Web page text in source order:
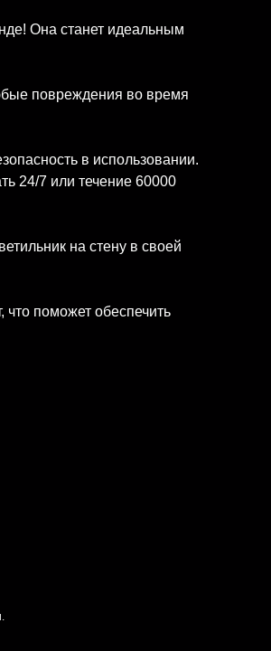
Она станет идеальным
повреждения во время
в использовании.
24/7 или течение 60000
на стену в своей
поможет обеспечить